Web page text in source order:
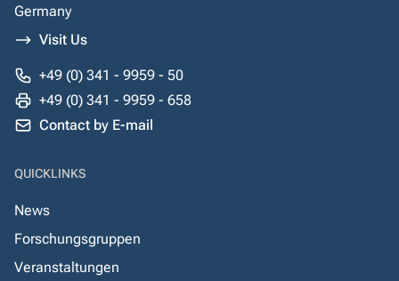
Germany
Visit Us
+49 (0) 341 - 9959 - 50
+49 (0) 341 - 9959 - 658
Contact by E-mail
QUICKLINKS
News
Forschungsgruppen
Veranstaltungen